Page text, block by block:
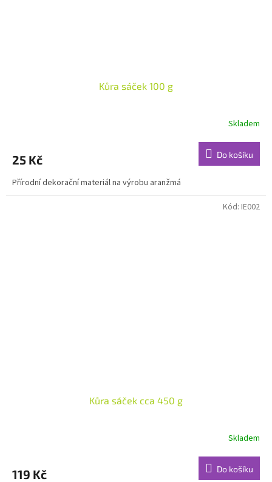
Kůra sáček 100 g
Skladem
25 Kč Do košíku
Přírodní dekorační materiál na výrobu aranžmá
Kůra sáček cca 450 g
Skladem
119 Kč Do košíku
Kód: IE002